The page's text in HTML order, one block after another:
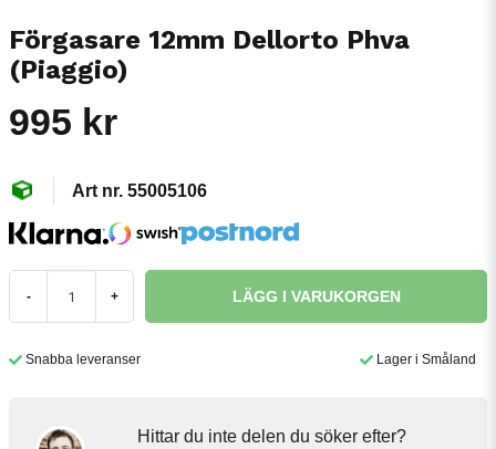
Förgasare 12mm Dellorto Phva
(Piaggio)
995 kr
55005106
- + LÄGG I VARUKORGEN
Snabba leveranser Lager i Småland
Hittar du inte delen du söker efter?